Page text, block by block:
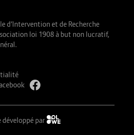
d’Intervention et de Recherche
loi 1908 à but non lucratif,
développé par